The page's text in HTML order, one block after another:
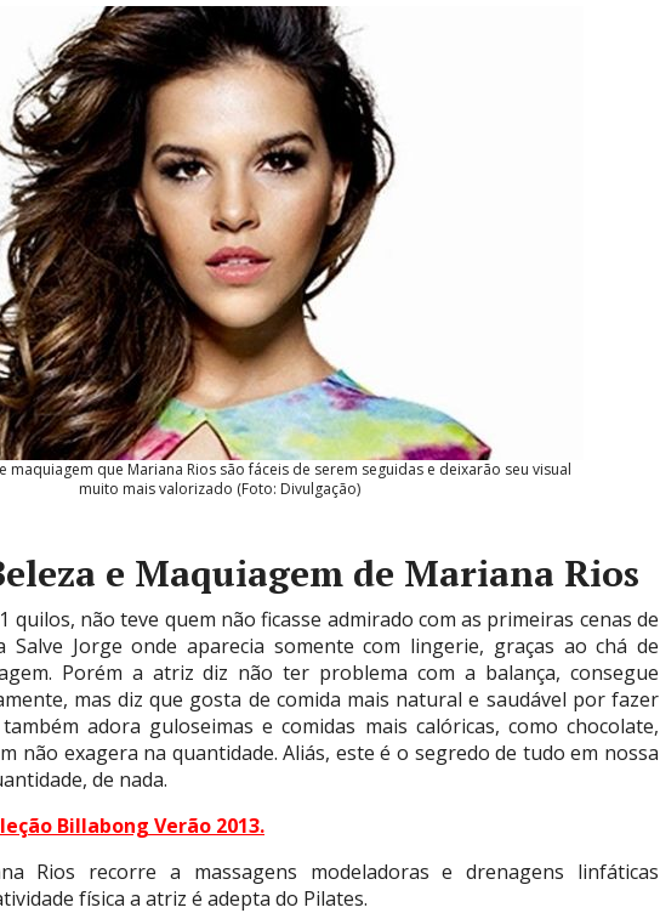
maquiagem que Mariana Rios são fáceis de serem seguidas e deixarão seu visual
muito mais valorizado (Foto: Divulgação)
e Maquiagem de Mariana Rios
quilos, não teve quem não ficasse admirado com as primeiras cenas de
Salve Jorge onde aparecia somente com lingerie, graças ao chá de
Porém a atriz diz não ter problema com a balança, consegue
mas diz que gosta de comida mais natural e saudável por fazer
adora guloseimas e comidas mais calóricas, como chocolate,
não exagera na quantidade. Aliás, este é o segredo de tudo em nossa
de nada.
Billabong Verão 2013.
Rios recorre a massagens modeladoras e drenagens linfáticas
física a atriz é adepta do Pilates.